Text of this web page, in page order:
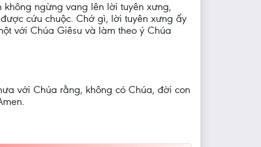
ngừng vang lên lời tuyên xưng,
cứu chuộc. Chớ gì, lời tuyên xưng ấy
với Chúa Giêsu và làm theo ý Chúa
với Chúa rằng, không có Chúa, đời con